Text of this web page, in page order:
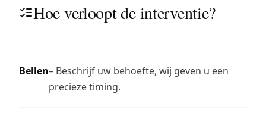
Hoe verloopt de interventie?
Bellen– Beschrijf uw behoefte, wij geven u een
precieze timing.